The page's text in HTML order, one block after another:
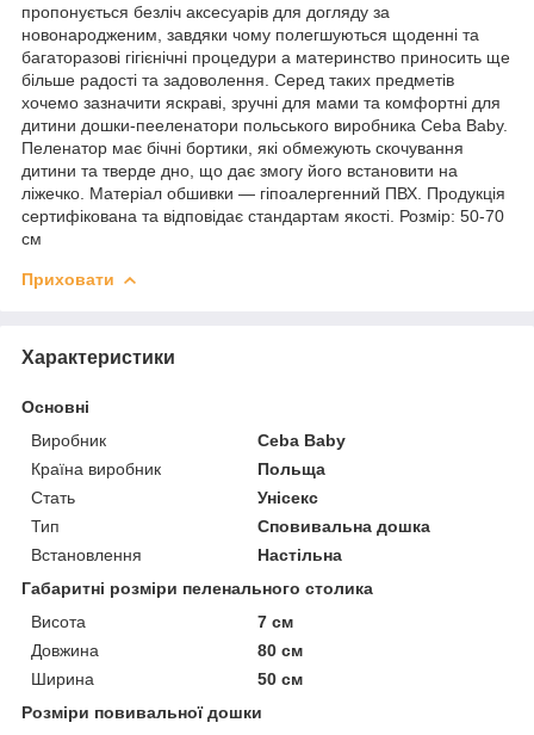
пропонується безліч аксесуарів для догляду за
новонародженим, завдяки чому полегшуються щоденні та
багаторазові гігієнічні процедури а материнство приносить ще
більше радості та задоволення. Серед таких предметів
хочемо зазначити яскраві, зручні для мами та комфортні для
дитини дошки-пееленатори польського виробника Ceba Baby.
Пеленатор має бічні бортики, які обмежують скочування
дитини та тверде дно, що дає змогу його встановити на
ліжечко. Матеріал обшивки — гіпоалергенний ПВХ. Продукція
сертифікована та відповідає стандартам якості. Розмір: 50-70
см
Приховати
Характеристики
Основні
Виробник
Ceba Baby
Країна виробник
Польща
Стать
Унісекс
Тип
Сповивальна дошка
Встановлення
Настільна
Габаритні розміри пеленального столика
Висота
7 см
Довжина
80 см
Ширина
50 см
Розміри повивальної дошки